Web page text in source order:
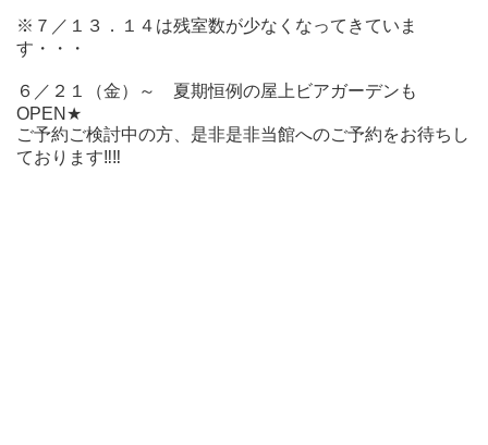
※７／１３．１４は残室数が少なくなってきていま
す・・・
６／２１（金）～ 夏期恒例の屋上ビアガーデンも
OPEN★
ご予約ご検討中の方、是非是非当館へのご予約をお待ちし
ております‼‼